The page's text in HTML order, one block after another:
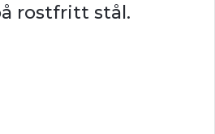
rostfritt stål.